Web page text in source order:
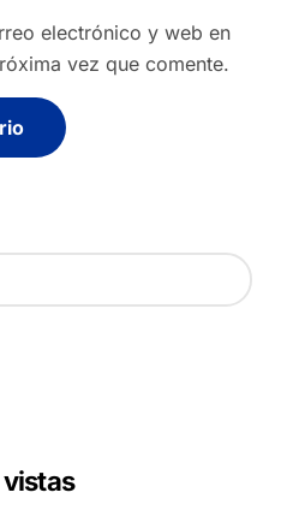
electrónico y web en
vez que comente.